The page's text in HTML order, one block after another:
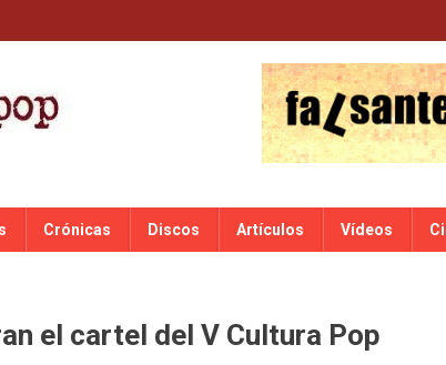
Crónicas Discos Artículos Vídeos
el cartel del V Cultura Pop